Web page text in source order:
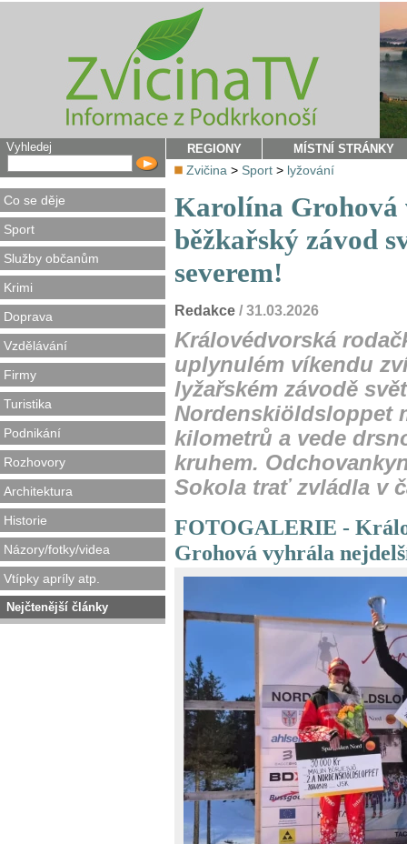
Vyhledej
Co se děje
Sport
Služby občanům
Krimi
Doprava
Vzdělávání
Firmy
Turistika
Podnikání
Rozhovory
Architektura
Historie
Názory/fotky/videa
Vtípky apríly atp.
Nejčtenější články
REGIONY MÍSTNÍ STRÁNKY
Zvičina > Sport > lyžování
Karolína Grohová
běžkařský závod
severem!
Redakce / 31.03.2026
Královédvorská
uplynulém víkendu
lyžařském závodě
Nordenskiöldsloppet
kilometrů a vede
kruhem.
Sokola trať zvládla v
FOTOGALERIE -
Grohová vyhrála